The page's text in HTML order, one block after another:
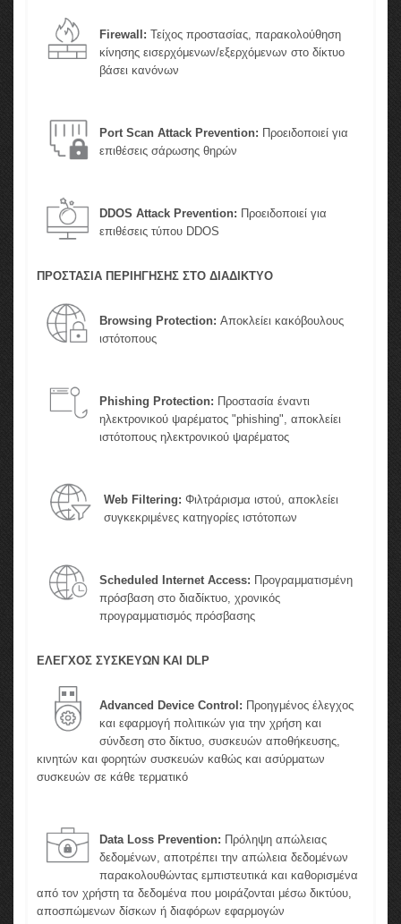
Firewall: Τείχος προστασίας, παρακολούθηση
κίνησης εισερχόμενων/εξερχόμενων στο δίκτυο
βάσει κανόνων
Port Scan Attack Prevention: Προειδοποιεί για
επιθέσεις σάρωσης θηρών
DDOS Attack Prevention: Προειδοποιεί για
επιθέσεις τύπου DDOS
ΠΡΟΣΤΑΣΙΑ ΠΕΡΙΗΓΗΣΗΣ ΣΤΟ ΔΙΑΔΙΚΤΥΟ
Browsing Protection: Αποκλείει κακόβουλους
ιστότοπους
Phishing Protection: Προστασία έναντι
ηλεκτρονικού ψαρέματος "phishing", αποκλείει
ιστότοπους ηλεκτρονικού ψαρέματος
Web Filtering: Φιλτράρισμα ιστού, αποκλείει
συγκεκριμένες κατηγορίες ιστότοπων
Scheduled Internet Access: Προγραμματισμένη
πρόσβαση στο διαδίκτυο, χρονικός
προγραμματισμός πρόσβασης
ΕΛΕΓΧΟΣ ΣΥΣΚΕΥΩΝ ΚΑΙ DLP
Advanced Device Control: Προηγμένος έλεγχος
και εφαρμογή πολιτικών για την χρήση και
σύνδεση στο δίκτυο, συσκευών αποθήκευσης,
κινητών και φορητών συσκευών καθώς και ασύρματων
συσκευών σε κάθε τερματικό
Data Loss Prevention: Πρόληψη απώλειας
δεδομένων, αποτρέπει την απώλεια δεδομένων
παρακολουθώντας εμπιστευτικά και καθορισμένα
από τον χρήστη τα δεδομένα που μοιράζονται μέσω δικτύου,
αποσπώμενων δίσκων ή διαφόρων εφαρμογών